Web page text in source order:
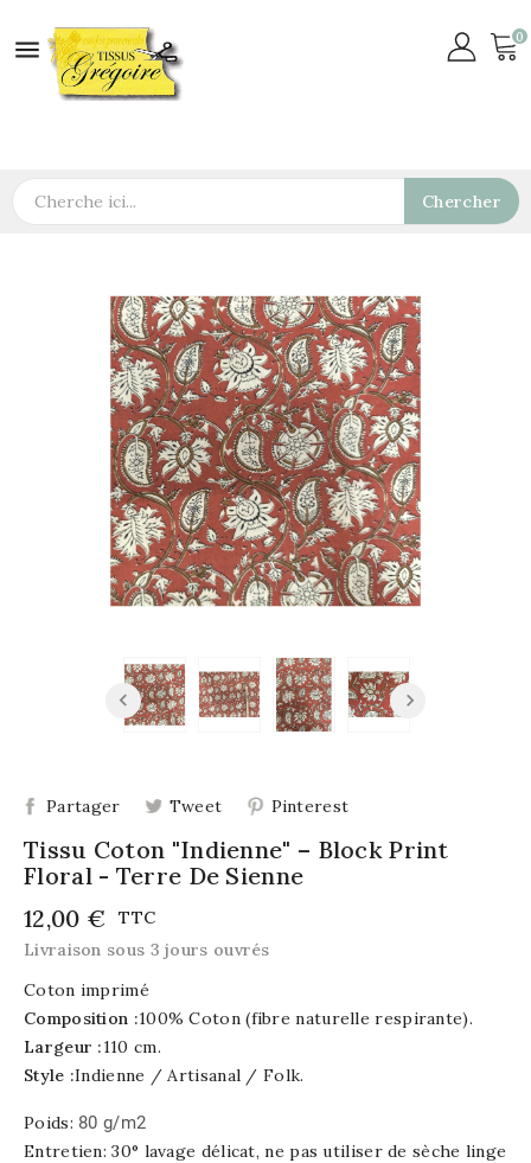
 0
Chercher
Partager Tweet Pinterest
Tissu Coton "Indienne" – Block Print
Floral - Terre De Sienne
12,00 €
TTC
Livraison sous 3 jours ouvrés
Coton imprimé
Composition :100% Coton (fibre naturelle respirante).
Largeur :110 cm.
Style :Indienne / Artisanal / Folk.
Poids: 80 g/m2
Entretien: 30° lavage délicat, ne pas utiliser de sèche linge